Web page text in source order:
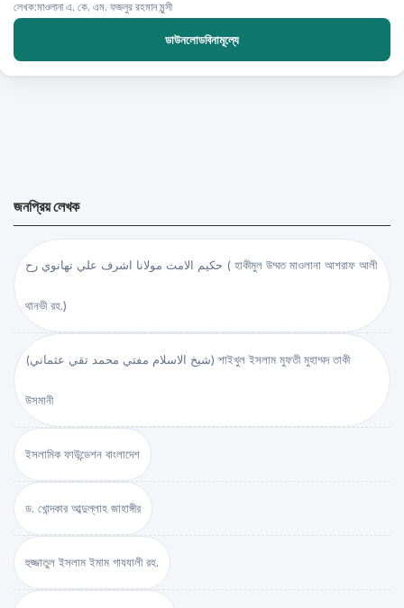
লেখক:মাওলানা এ. কে. এম. ফজলুর রহমান মুন্সী
ডাউনলোডবিনামূল্যে
জনপ্রিয় লেখক
حكيم الامت مولانا اشرف علي تهانوي رح ( হাকীমুল উম্মত মাওলানা আশরাফ আলী
থানভী রহ.)
(شيخ الاسلام مفتي محمد تقي عثماني) শাইখুল ইসলাম মুফতী মুহাম্মদ তাকী
উসমানী
ইসলামিক ফাউন্ডেশন বাংলাদেশ
ড. খোন্দকার আব্দুল্লাহ জাহাঙ্গীর
হুজ্জাতুল ইসলাম ইমাম গাযযালী রহ.